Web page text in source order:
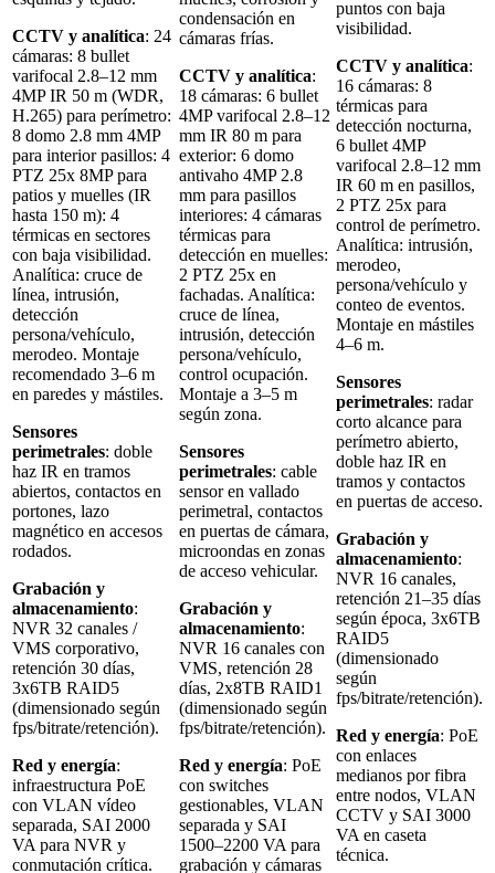
CCTV y analítica: 24
cámaras: 8 bullet
varifocal 2.8–12 mm
4MP IR 50 m (WDR,
H.265) para perímetro:
8 domo 2.8 mm 4MP
para interior pasillos: 4
PTZ 25x 8MP para
patios y muelles (IR
hasta 150 m): 4
térmicas en sectores
con baja visibilidad.
Analítica: cruce de
línea, intrusión,
detección
persona/vehículo,
merodeo. Montaje
recomendado 3–6 m
en paredes y mástiles.
Sensores
perimetrales: doble
haz IR en tramos
abiertos, contactos en
portones, lazo
magnético en accesos
rodados.
Grabación y
almacenamiento:
NVR 32 canales /
VMS corporativo,
retención 30 días,
3x6TB RAID5
(dimensionado según
fps/bitrate/retención).
Red y energía:
infraestructura PoE
con VLAN vídeo
separada, SAI 2000
VA para NVR y
conmutación crítica.
condensación en
cámaras frías.
CCTV y analítica:
18 cámaras: 6 bullet
4MP varifocal 2.8–12
mm IR 80 m para
exterior: 6 domo
antivaho 4MP 2.8
mm para pasillos
interiores: 4 cámaras
térmicas para
detección en muelles:
2 PTZ 25x en
fachadas. Analítica:
cruce de línea,
intrusión, detección
persona/vehículo,
control ocupación.
Montaje a 3–5 m
según zona.
Sensores
perimetrales: cable
sensor en vallado
perimetral, contactos
en puertas de cámara,
microondas en zonas
de acceso vehicular.
Grabación y
almacenamiento:
NVR 16 canales con
VMS, retención 28
días, 2x8TB RAID1
(dimensionado según
fps/bitrate/retención).
Red y energía: PoE
con switches
gestionables, VLAN
separada y SAI
1500–2200 VA para
grabación y cámaras
puntos con baja
visibilidad.
CCTV y analítica:
16 cámaras: 8
térmicas para
detección nocturna,
6 bullet 4MP
varifocal 2.8–12 mm
IR 60 m en pasillos,
2 PTZ 25x para
control de perímetro.
Analítica: intrusión,
merodeo,
persona/vehículo y
conteo de eventos.
Montaje en mástiles
4–6 m.
Sensores
perimetrales: radar
corto alcance para
perímetro abierto,
doble haz IR en
tramos y contactos
en puertas de acceso.
Grabación y
almacenamiento:
NVR 16 canales,
retención 21–35 días
según época, 3x6TB
RAID5
(dimensionado
según
fps/bitrate/retención).
Red y energía: PoE
con enlaces
medianos por fibra
entre nodos, VLAN
CCTV y SAI 3000
VA en caseta
técnica.